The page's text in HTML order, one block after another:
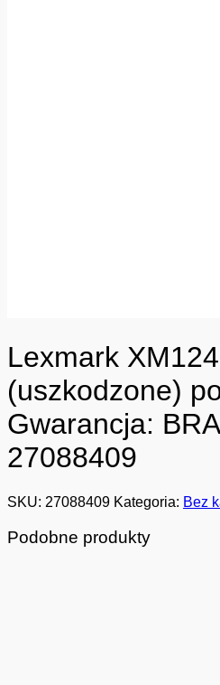
Lexmark
(uszkodzone)
Gwarancja:
27088409
SKU: 27088409 Kategoria: Bez
Podobne produkty